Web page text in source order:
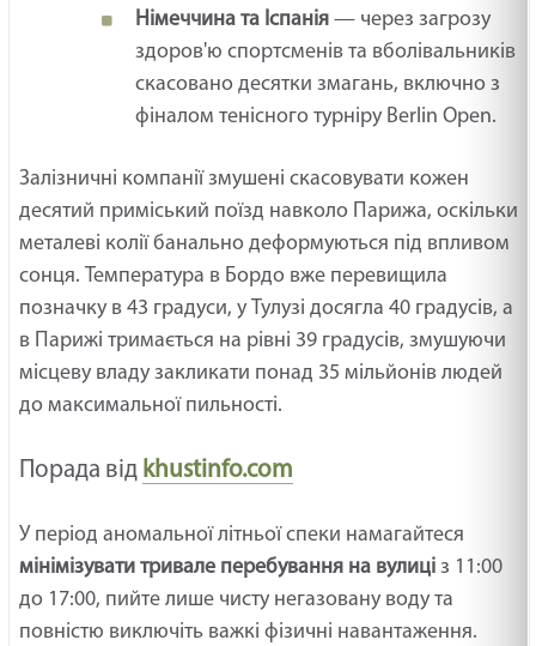
Німеччина та Іспанія — через загрозу
здоров'ю спортсменів та вболівальників
скасовано десятки змагань, включно з
фіналом тенісного турніру Berlin Open.
Залізничні компанії змушені скасовувати кожен
десятий приміський поїзд навколо Парижа, оскільки
металеві колії банально деформуються під впливом
сонця. Температура в Бордо вже перевищила
позначку в 43 градуси, у Тулузі досягла 40 градусів, а
в Парижі тримається на рівні 39 градусів, змушуючи
місцеву владу закликати понад 35 мільйонів людей
до максимальної пильності.
Порада від khustinfo.com
У період аномальної літньої спеки намагайтеся
мінімізувати тривале перебування на вулиці з 11:00
до 17:00, пийте лише чисту негазовану воду та
повністю виключіть важкі фізичні навантаження.